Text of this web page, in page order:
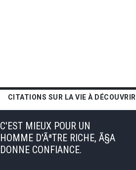
CITATIONS SUR LA VIE À DÉCOUVRIR
C'EST MIEUX POUR UN
HOMME D'ÃªTRE RICHE, Ã§A
DONNE CONFIANCE.